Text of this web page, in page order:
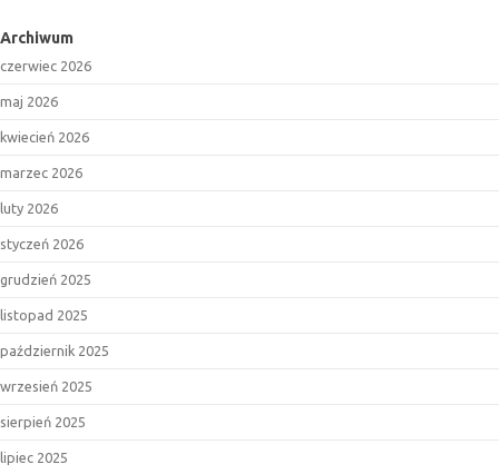
Archiwum
czerwiec 2026
maj 2026
kwiecień 2026
marzec 2026
luty 2026
styczeń 2026
grudzień 2025
listopad 2025
październik 2025
wrzesień 2025
sierpień 2025
lipiec 2025